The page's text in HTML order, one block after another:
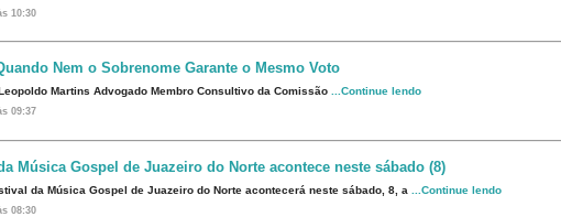
10:30
Nem o Sobrenome Garante o Mesmo Voto
Martins Advogado Membro Consultivo da Comissão ...Continue lendo
09:37
Música Gospel de Juazeiro do Norte acontece neste sábado (8)
da Música Gospel de Juazeiro do Norte acontecerá neste sábado, 8, a ...Continue lendo
08:30